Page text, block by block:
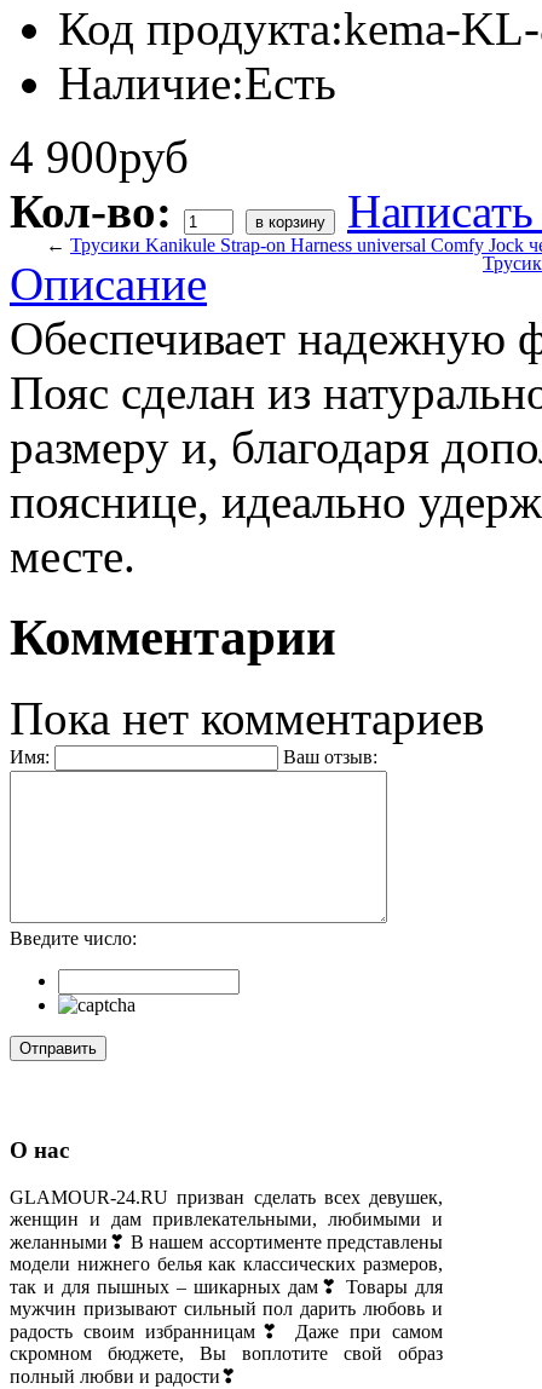
Код продукта:kema-
Наличие:Есть
4 900руб
Кол-во:
← Трусики Kanikule Strap-on Harness universal Comfy Jock
Описание
Обеспечивает надежную
Пояс сделан из
размеру и, благодаря
пояснице, идеально
месте.
Комментарии
Пока нет комментариев
Имя: Ваш отзыв:
Введите число:
О нас
GLAMOUR-24.RU призван сделать всех девушек,
женщин и дам привлекательными, любимыми и
желанными❣ В нашем ассортименте представлены
модели нижнего белья как классических размеров,
так и для пышных – шикарных дам❣ Товары для
мужчин призывают сильный пол дарить любовь и
радость своим избранницам❣ Даже при самом
скромном бюджете, Вы воплотите свой образ
полный любви и радости❣